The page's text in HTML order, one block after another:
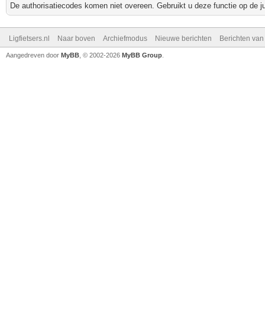
De authorisatiecodes komen niet overeen. Gebruikt u deze functie op de
Ligfietsers.nl Naar boven Archiefmodus Nieuwe berichten Berichten
Aangedreven door MyBB , © 2002-2026 MyBB Group